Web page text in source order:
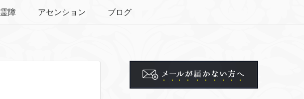
霊障 アセンション ブログ